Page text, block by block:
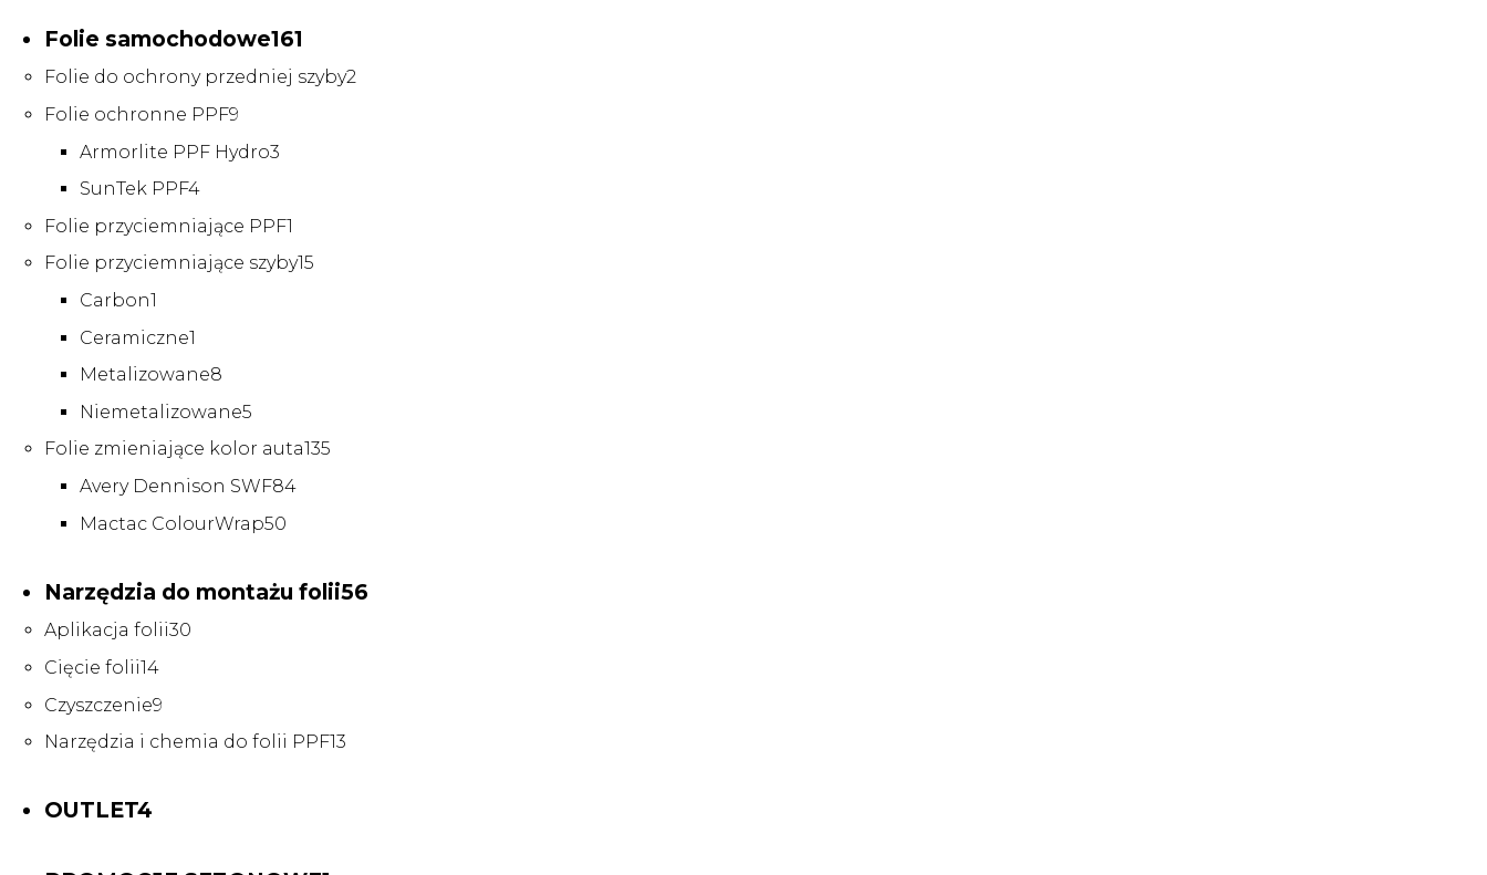
Folie samochodowe161
produktów
Folie do ochrony przedniej szyby2
Folie ochronne PPF9
produktów
Armorlite PPF Hydro3
SunTek PPF44
produkty
Folie przyciemniające PPF1
produkt
Folie przyciemniające szyby15
Carbon1
produkt
Ceramiczne1
produkt
Metalizowane8
produktów
Niemetalizowane5
produktów
Folie zmieniające kolor auta135
Avery Dennison SWF8484
Mactac ColourWrap50
Narzędzia do montażu folii56
Aplikacja folii30
Cięcie folii1414
produktów
Czyszczenie9
produktów
Narzędzia i chemia do folii PPF13
OUTLET4